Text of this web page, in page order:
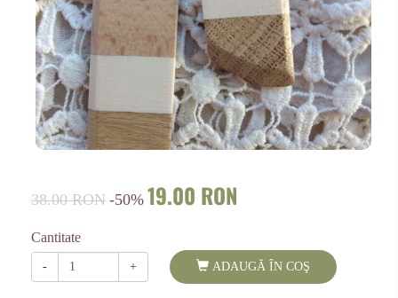
38.00 RON -50% 19.00 RON
Cantitate
- + ADAUGĂ ÎN COŞ